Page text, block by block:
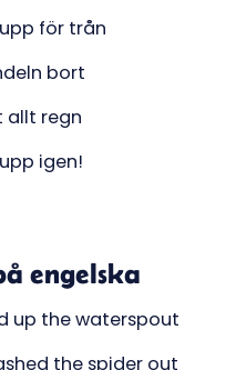
för trån
bort
allt regn
igen!
engelska
up the waterspout
the spider out